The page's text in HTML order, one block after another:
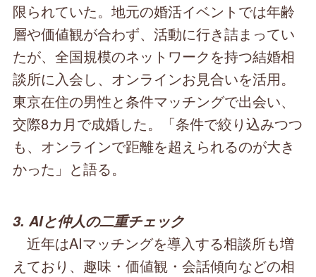
限られていた。地元の婚活イベントでは年齢
層や価値観が合わず、活動に行き詰まってい
たが、全国規模のネットワークを持つ結婚相
談所に入会し、オンラインお見合いを活用。
東京在住の男性と条件マッチングで出会い、
交際8カ月で成婚した。「条件で絞り込みつつ
も、オンラインで距離を超えられるのが大き
かった」と語る。
3. AIと仲人の二重チェック
近年はAIマッチングを導入する相談所も増
えており、趣味・価値観・会話傾向などの相